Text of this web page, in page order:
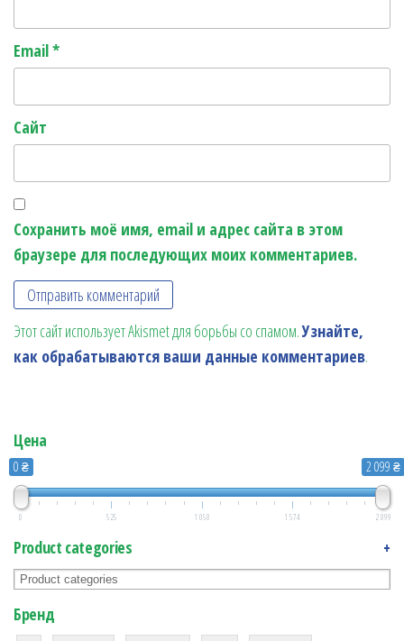
Email*
Сайт
Сохранить моё имя, email и адрес сайта в этом
браузере для последующих моих комментариев.
Этот сайт использует Akismet для борьбы со спамом.Узнайте,
как обрабатываются ваши данные комментариев.
Цена
0 ₴ 2 099 ₴
0 525 1 050 1 574 2 099
Product categories +
Бренд
1 1 2 2